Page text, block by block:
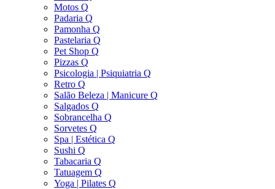
Motos Q
Padaria Q
Pamonha Q
Pastelaria Q
Pet Shop Q
Pizzas Q
Psicologia | Psiquiatria Q
Retro Q
Salão Beleza | Manicure Q
Salgados Q
Sobrancelha Q
Sorvetes Q
Spa | Estética Q
Sushi Q
Tabacaria Q
Tatuagem Q
Yoga | Pilates Q